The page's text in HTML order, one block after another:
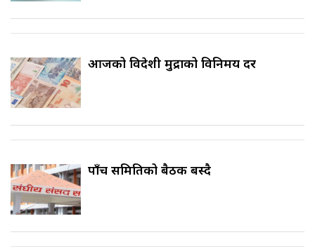
आजको विदेशी मुद्राको विनिमय दर
पाँच समितिको बैठक बस्दै